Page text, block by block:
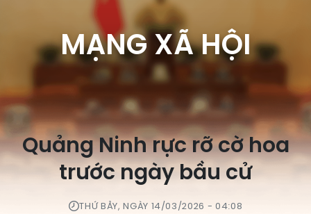
Phỏng vấn - Nhận định
Ý kiến cử tri
Người đại biểu nhân dân
Tin nổi bật
Dư luận quốc tế
Hỏi đáp bầu cử
ĐA PHƯƠNG TIỆN
Ảnh
Video
E-magazine
Infographic
DÀNH CHO BÁO CHÍ
MẠNG XÃ HỘI
SỐ LIỆU BẦU CỬ
Cử tri tham gia bầu cử
Tổng số đại biểu quốc hội
Nữ đại biểu Quốc hội
MẠNG XÃ HỘI
Quảng Ninh rực rỡ cờ hoa
trước ngày bầu cử
THỨ BẢY, NGÀY 14/03/2026 - 04:08